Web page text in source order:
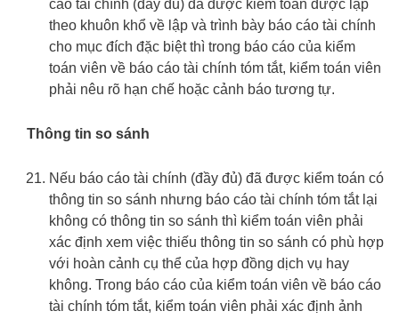
cáo tài chính (đầy đủ) đã được kiểm toán được lập
theo khuôn khổ về lập và trình bày báo cáo tài chính
cho mục đích đặc biệt thì trong báo cáo của kiểm
toán viên về báo cáo tài chính tóm tắt, kiểm toán viên
phải nêu rõ hạn chế hoặc cảnh báo tương tự.
Thông tin so sánh
Nếu báo cáo tài chính (đầy đủ) đã được kiểm toán có
thông tin so sánh nhưng báo cáo tài chính tóm tắt lại
không có thông tin so sánh thì kiểm toán viên phải
xác định xem việc thiếu thông tin so sánh có phù hợp
với hoàn cảnh cụ thể của hợp đồng dịch vụ hay
không. Trong báo cáo của kiểm toán viên về báo cáo
tài chính tóm tắt, kiểm toán viên phải xác định ảnh